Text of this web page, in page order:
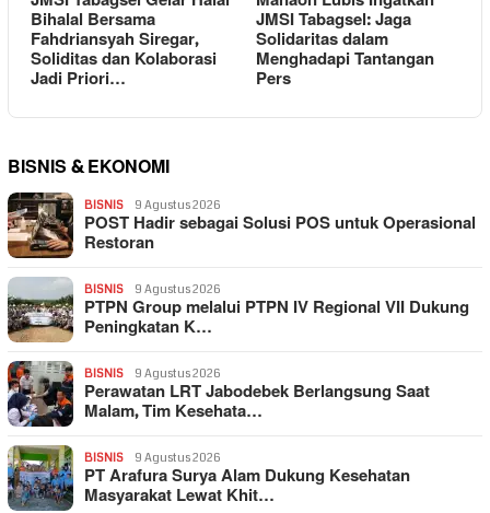
Bihalal Bersama
Fahdriansyah Siregar,
Soliditas dan Kolaborasi
Jadi Priori…
JMSI Tabagsel: Jaga
Solidaritas dalam
Menghadapi Tantangan
Pers
BISNIS & EKONOMI
BISNIS 9 Agustus 2026
POST Hadir sebagai Solusi POS untuk Operasional
Restoran
BISNIS 9 Agustus 2026
PTPN Group melalui PTPN IV Regional VII Dukung
Peningkatan K…
BISNIS 9 Agustus 2026
Perawatan LRT Jabodebek Berlangsung Saat
Malam, Tim Kesehata…
BISNIS 9 Agustus 2026
PT Arafura Surya Alam Dukung Kesehatan
Masyarakat Lewat Khit…